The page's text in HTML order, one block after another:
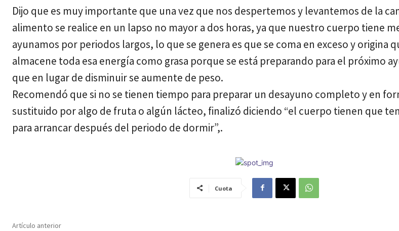
Dijo que es muy importante que una vez que nos despertemos y levantemos de la
alimento se realice en un lapso no mayor a dos horas, ya que nuestro cuerpo tiene
ayunamos por periodos largos, lo que se genera es que se coma en exceso y origina
almacene toda esa energía como grasa porque se está preparando para el próximo
que en lugar de disminuir se aumente de peso.
Recomendó que si no se tienen tiempo para preparar un desayuno completo y en
sustituido por algo de fruta o algún lácteo, finalizó diciendo “el cuerpo tienen que
para arrancar después del periodo de dormir”,.
Cuota
Artículo anterior